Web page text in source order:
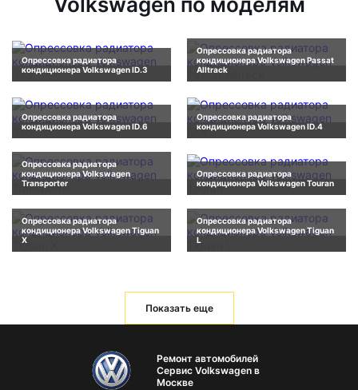
Опрессовка радиатора
кондиционера Volkswagen ID.3
Опрессовка радиатора
кондиционера Volkswagen Passat
Alltrack
Опрессовка радиатора
кондиционера Volkswagen ID.6
Опрессовка радиатора
кондиционера Volkswagen ID.4
Опрессовка радиатора
кондиционера Volkswagen
Transporter
Опрессовка радиатора
кондиционера Volkswagen Touran
Опрессовка радиатора
кондиционера Volkswagen Tiguan
X
Опрессовка радиатора
кондиционера Volkswagen Tiguan
L
Показать еще
Ремонт автомобилей
Сервис Volkswagen в
Москве